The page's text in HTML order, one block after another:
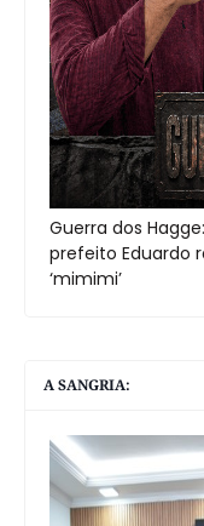
Guerra dos
prefeito Eduardo
‘mimimi’
A SANGRIA: